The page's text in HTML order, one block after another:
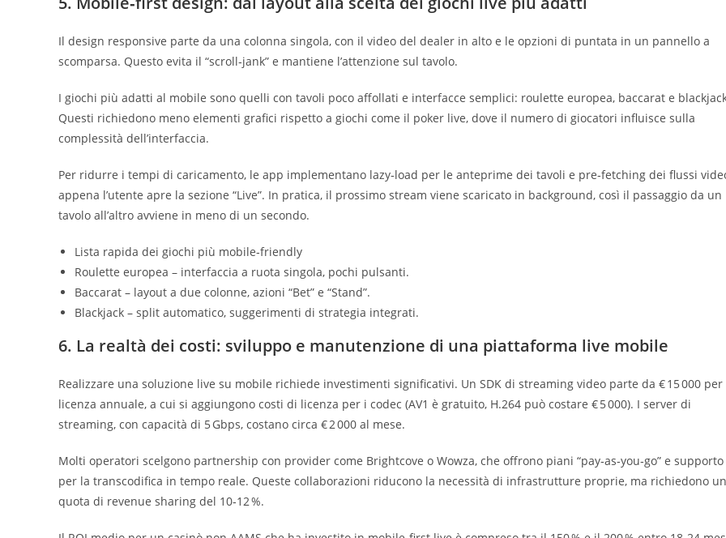
Il design responsive parte da una colonna singola, con il video del dealer in alto e le opzioni di puntata in un pannello a
scomparsa. Questo evita il “scroll‑jank” e mantiene l’attenzione sul tavolo.
I giochi più adatti al mobile sono quelli con tavoli poco affollati e interfacce semplici: roulette europea, baccarat e
Questi richiedono meno elementi grafici rispetto a giochi come il poker live, dove il numero di giocatori influisce sulla
complessità dell’interfaccia.
Per ridurre i tempi di caricamento, le app implementano lazy‑load per le anteprime dei tavoli e pre‑fetching dei flussi
appena l’utente apre la sezione “Live”. In pratica, il prossimo stream viene scaricato in background, così il passaggio da un
tavolo all’altro avviene in meno di un secondo.
Lista rapida dei giochi più mobile‑friendly
Roulette europea – interfaccia a ruota singola, pochi pulsanti.
Baccarat – layout a due colonne, azioni “Bet” e “Stand”.
Blackjack – split automatico, suggerimenti di strategia integrati.
6. La realtà dei costi: sviluppo e manutenzione di una piattaforma live mobile
Realizzare una soluzione live su mobile richiede investimenti significativi. Un SDK di streaming video parte da € 15 000 per
licenza annuale, a cui si aggiungono costi di licenza per i codec (AV1 è gratuito, H.264 può costare € 5 000). I server di
streaming, con capacità di 5 Gbps, costano circa € 2 000 al mese.
Molti operatori scelgono partnership con provider come Brightcove o Wowza, che offrono piani “pay‑as‑you‑go” e supporto
per la transcodifica in tempo reale. Queste collaborazioni riducono la necessità di infrastrutture proprie, ma richiedono
quota di revenue sharing del 10‑12 %.